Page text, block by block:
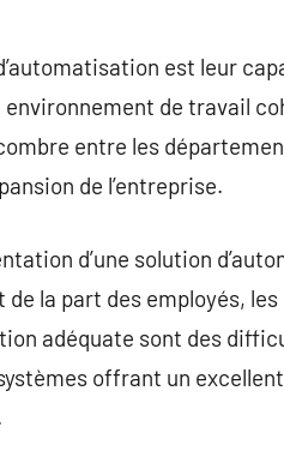
est leur
environnement de travail
entre les
de l’entreprise.
d’une solution
la part des employés,
adéquate sont des
offrant un